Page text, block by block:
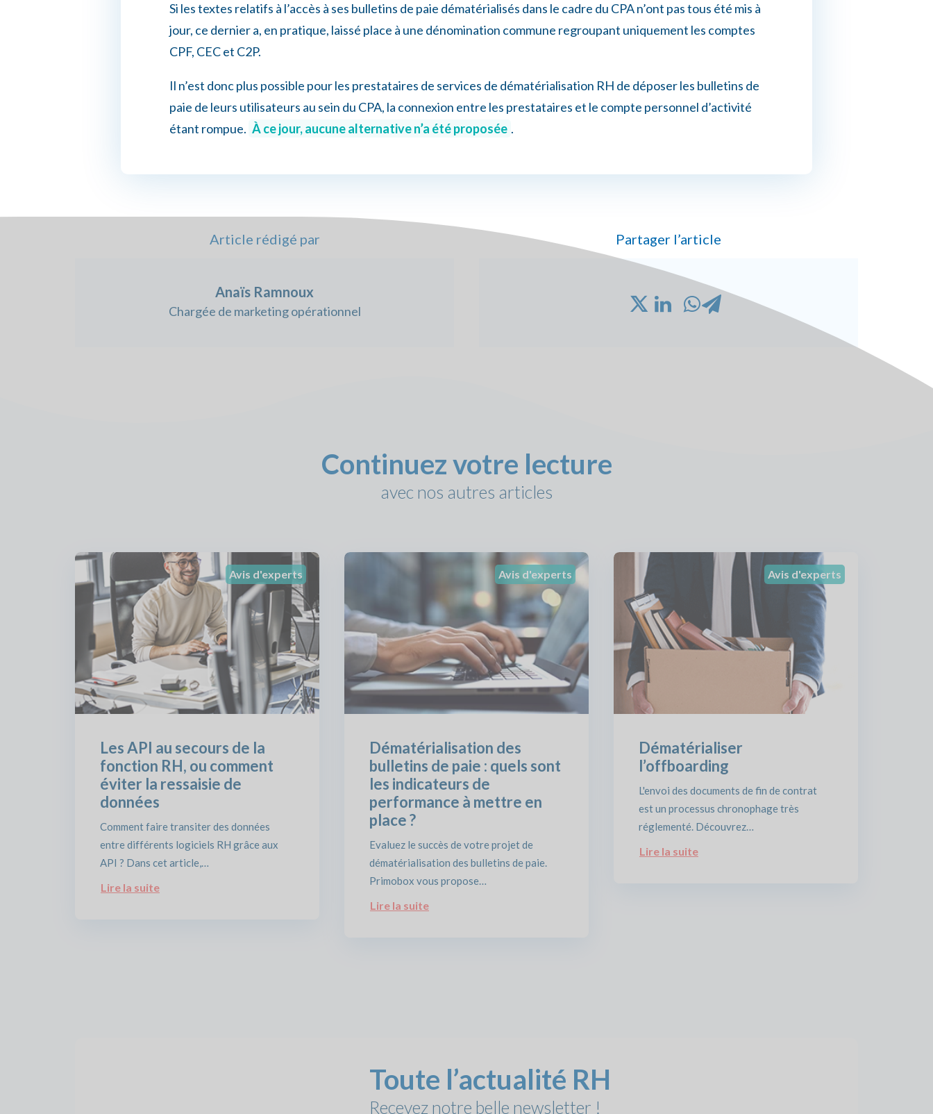
Si les textes relatifs à l’accès à ses bulletins de paie dématérialisés dans le cadre du CPA n’ont pas tous été mis à
jour, ce dernier a, en pratique, laissé place à une dénomination commune regroupant uniquement les comptes
CPF, CEC et C2P.
Il n’est donc plus possible pour les prestataires de services de dématérialisation RH de déposer les bulletins de
paie de leurs utilisateurs au sein du CPA, la connexion entre les prestataires et le compte personnel d’activité
étant rompue. À ce jour, aucune alternative n’a été proposée .
Article rédigé par Partager l’article
Anaïs Ramnoux
Chargée de marketing opérationnel
Continuez votre lecture
avec nos autres articles
Avis d'experts
Les API au secours de la
fonction RH, ou comment
éviter la ressaisie de
données
Comment faire transiter des données
entre différents logiciels RH grâce aux
API ? Dans cet article,…
Lire la suite
Avis d'experts
Dématérialisation des
bulletins de paie : quels sont
les indicateurs de
performance à mettre en
place ?
Evaluez le succès de votre projet de
dématérialisation des bulletins de paie.
Primobox vous propose…
Lire la suite
Avis d'experts
Dématérialiser
l’offboarding
L'envoi des documents de fin de contrat
est un processus chronophage très
réglementé. Découvrez…
Lire la suite
Toute l’actualité RH
Recevez notre belle newsletter !